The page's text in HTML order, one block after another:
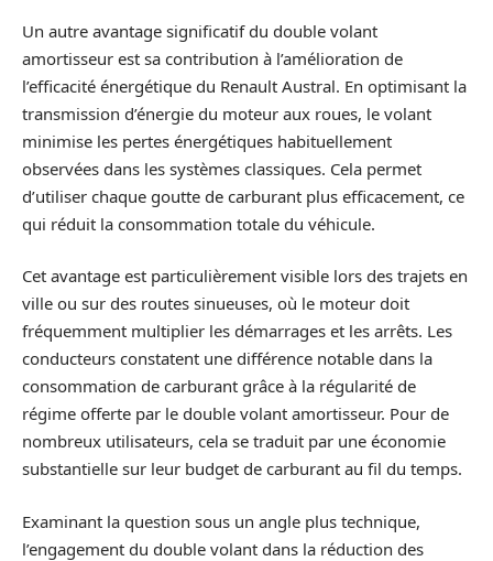
Un autre avantage significatif du double volant
amortisseur est sa contribution à l’amélioration de
l’efficacité énergétique du Renault Austral. En optimisant la
transmission d’énergie du moteur aux roues, le volant
minimise les pertes énergétiques habituellement
observées dans les systèmes classiques. Cela permet
d’utiliser chaque goutte de carburant plus efficacement, ce
qui réduit la consommation totale du véhicule.
Cet avantage est particulièrement visible lors des trajets en
ville ou sur des routes sinueuses, où le moteur doit
fréquemment multiplier les démarrages et les arrêts. Les
conducteurs constatent une différence notable dans la
consommation de carburant grâce à la régularité de
régime offerte par le double volant amortisseur. Pour de
nombreux utilisateurs, cela se traduit par une économie
substantielle sur leur budget de carburant au fil du temps.
Examinant la question sous un angle plus technique,
l’engagement du double volant dans la réduction des